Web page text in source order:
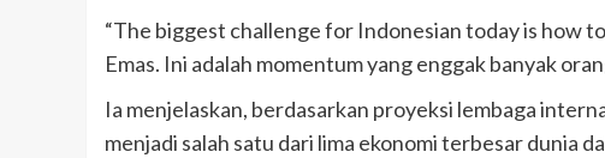
“The biggest challenge for Indonesian today is how
Emas. Ini adalah momentum yang enggak banyak
Ia menjelaskan, berdasarkan proyeksi lembaga
menjadi salah satu dari lima ekonomi terbesar dunia